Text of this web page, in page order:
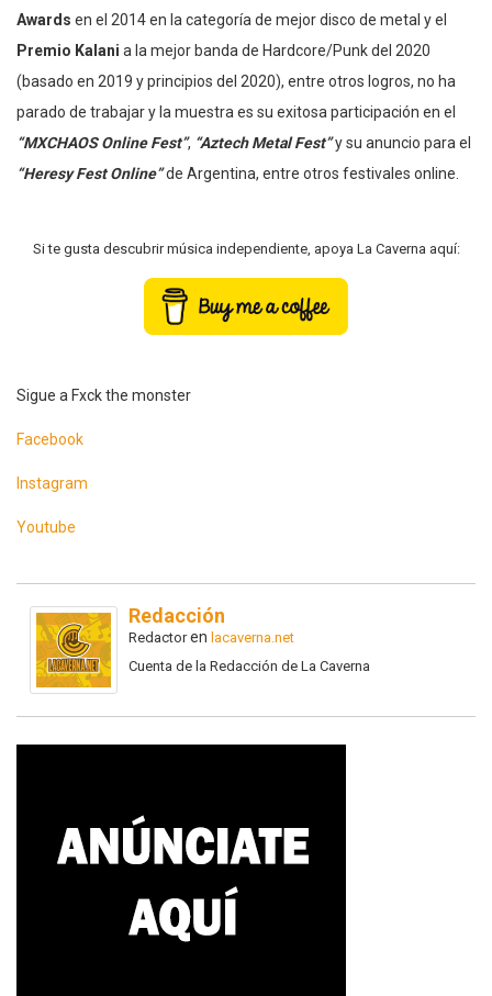
Awards en el 2014 en la categoría de mejor disco de metal y el
Premio Kalani a la mejor banda de Hardcore/Punk del 2020
(basado en 2019 y principios del 2020), entre otros logros, no ha
parado de trabajar y la muestra es su exitosa participación en el
“MXCHAOS Online Fest”, “Aztech Metal Fest”y su anuncio para el
“Heresy Fest Online”de Argentina, entre otros festivales online.
Si te gusta descubrir música independiente, apoya La Caverna aquí:
Sigue a Fxck the monster
Facebook
Instagram
Youtube
Redacción
Redactoren lacaverna.net
Cuenta de la Redacción de La Caverna